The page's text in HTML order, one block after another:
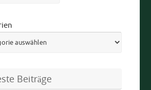
Beiträge